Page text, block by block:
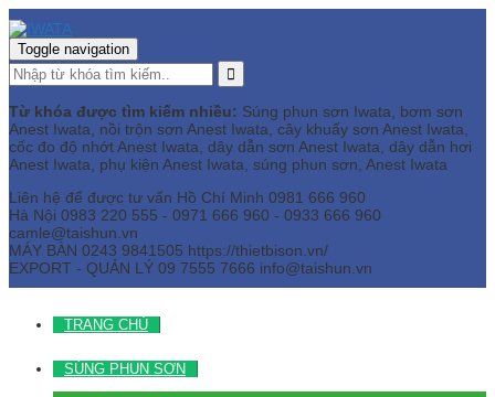
Toggle navigation
Từ khóa được tìm kiếm nhiều: Súng phun sơn Iwata, bơm sơn
Anest Iwata, nồi trộn sơn Anest Iwata, cây khuấy sơn Anest Iwata,
cốc đo độ nhớt Anest Iwata, dây dẫn sơn Anest Iwata, dây dẫn hơi
Anest Iwata, phụ kiện Anest Iwata, súng phun sơn, Anest Iwata
Liên hệ để được tư vấn Hồ Chí Minh 0981 666 960
Hà Nội 0983 220 555 - 0971 666 960 - 0933 666 960
camle@taishun.vn
MÁY BÀN 0243 9841505 https://thietbison.vn/
EXPORT - QUẢN LÝ 09 7555 7666 info@taishun.vn
TRANG CHỦ
SÚNG PHUN SƠN